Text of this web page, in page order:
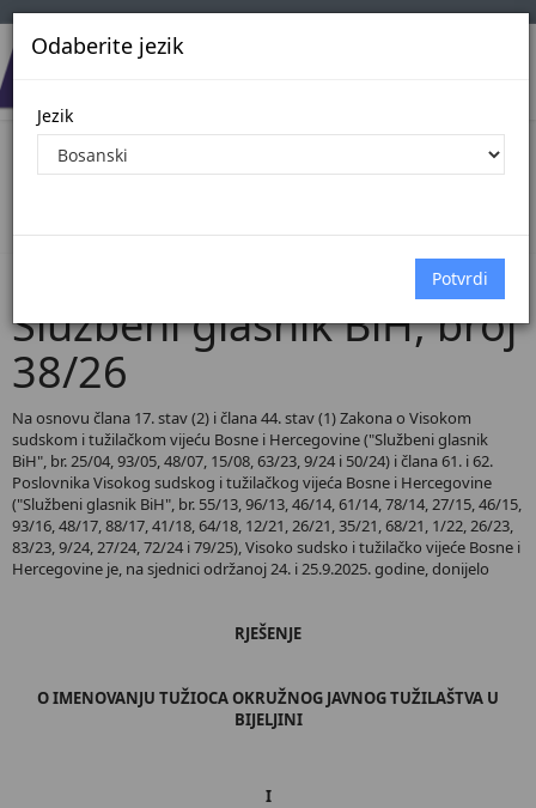
Odaberite jezik
Jezik
Pregled Dokumenata| Broj 38/26
Službeni glasnik BiH, broj
38/26
Na osnovu člana 17. stav (2) i člana 44. stav (1) Zakona o Visokom
sudskom i tužilačkom vijeću Bosne i Hercegovine ("Službeni glasnik
BiH", br. 25/04, 93/05, 48/07, 15/08, 63/23, 9/24 i 50/24) i člana 61. i 62.
Poslovnika Visokog sudskog i tužilačkog vijeća Bosne i Hercegovine
("Službeni glasnik BiH", br. 55/13, 96/13, 46/14, 61/14, 78/14, 27/15, 46/15,
93/16, 48/17, 88/17, 41/18, 64/18, 12/21, 26/21, 35/21, 68/21, 1/22, 26/23,
83/23, 9/24, 27/24, 72/24 i 79/25), Visoko sudsko i tužilačko vijeće Bosne i
Hercegovine je, na sjednici održanoj 24. i 25.9.2025. godine, donijelo
RJEŠENJE
O IMENOVANJU TUŽIOCA OKRUŽNOG JAVNOG TUŽILAŠTVA U
BIJELJINI
I